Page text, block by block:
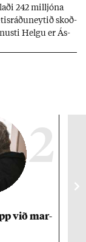
242 millj­óna
skoð­
Helgu er Ás­
2
við mar­